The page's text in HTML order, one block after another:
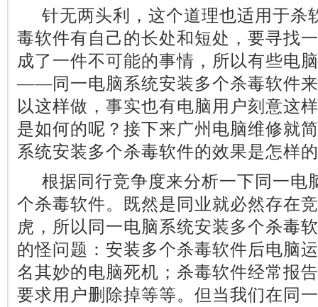
针无两头利，这个道理也适用于杀
毒软件有自己的长处和短处，要寻找
成了一件不可能的事情，所以有些电
——同一电脑系统安装多个杀毒软件
以这样做，事实也有电脑用户刻意这
是如何的呢？接下来广州电脑维修就
系统安装多个杀毒软件的效果是怎样
根据同行竞争度来分析一下同一电
个杀毒软件。既然是同业就必然存在
虎，所以同一电脑系统安装多个杀毒
的怪问题：安装多个杀毒软件后电脑
名其妙的电脑死机；杀毒软件经常报
要求用户删除掉等等。但当我们在同